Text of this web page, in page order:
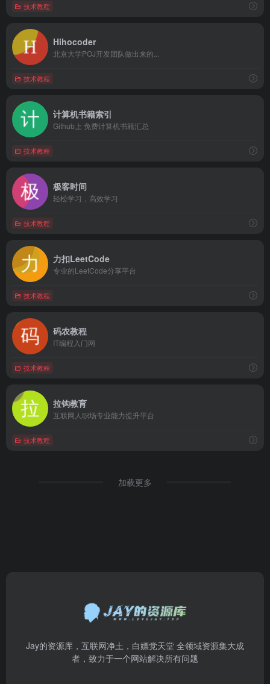
技术教程
Hihocoder
北京大学POJ开发团队做出来的...
技术教程
计算机书籍索引
Github上 免费计算机书籍汇总
技术教程
极客时间
轻松学习，高效学习
技术教程
力扣LeetCode
专业的LeetCode分享平台
技术教程
码农教程
IT编程入门网
技术教程
拉钩教育
互联网人职场专业能力提升平台
技术教程
加载更多
Jay的资源库，互联网净土，白嫖党天堂 全领域资源集大成
者，致力于一个网站解决所有问题